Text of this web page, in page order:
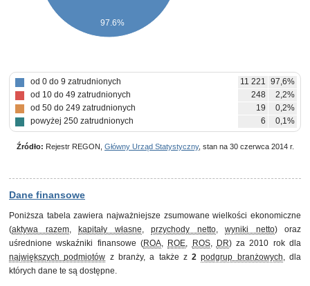
97.6%
od 0 do 9 zatrudnionych 11 221 97,6%
od 10 do 49 zatrudnionych
248
2,2%
od 50 do 249 zatrudnionych
19
0,2%
powyżej 250 zatrudnionych
6 0,1%
Źródło: Rejestr REGON, Główny Urząd Statystyczny, stan na 30 czerwca 2014 r.
Dane finansowe
Poniższa tabela zawiera najważniejsze zsumowane wielkości ekonomiczne
(aktywa razem, kapitały własne, przychody netto, wyniki netto) oraz
uśrednione wskaźniki finansowe (ROA, ROE, ROS, DR) za 2010 rok dla
największych podmiotów z branży, a także z2 podgrup branżowych, dla
których dane te są dostępne.